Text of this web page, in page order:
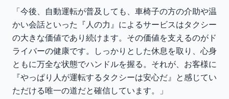
「今後、自動運転が普及しても、車椅子の方の介助や温
かい会話といった『人の力』によるサービスはタクシー
の大きな価値であり続けます。その価値を支えるのがド
ライバーの健康です。しっかりとした休息を取り、心身
ともに万全な状態でハンドルを握る。それが、お客様に
『やっぱり人が運転するタクシーは安心だ』と感じてい
ただける唯一の道だと確信しています。」